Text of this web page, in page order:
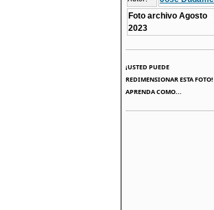
Foto archivo Agosto
2023
¡USTED PUEDE
REDIMENSIONAR ESTA FOTO!
APRENDA COMO...